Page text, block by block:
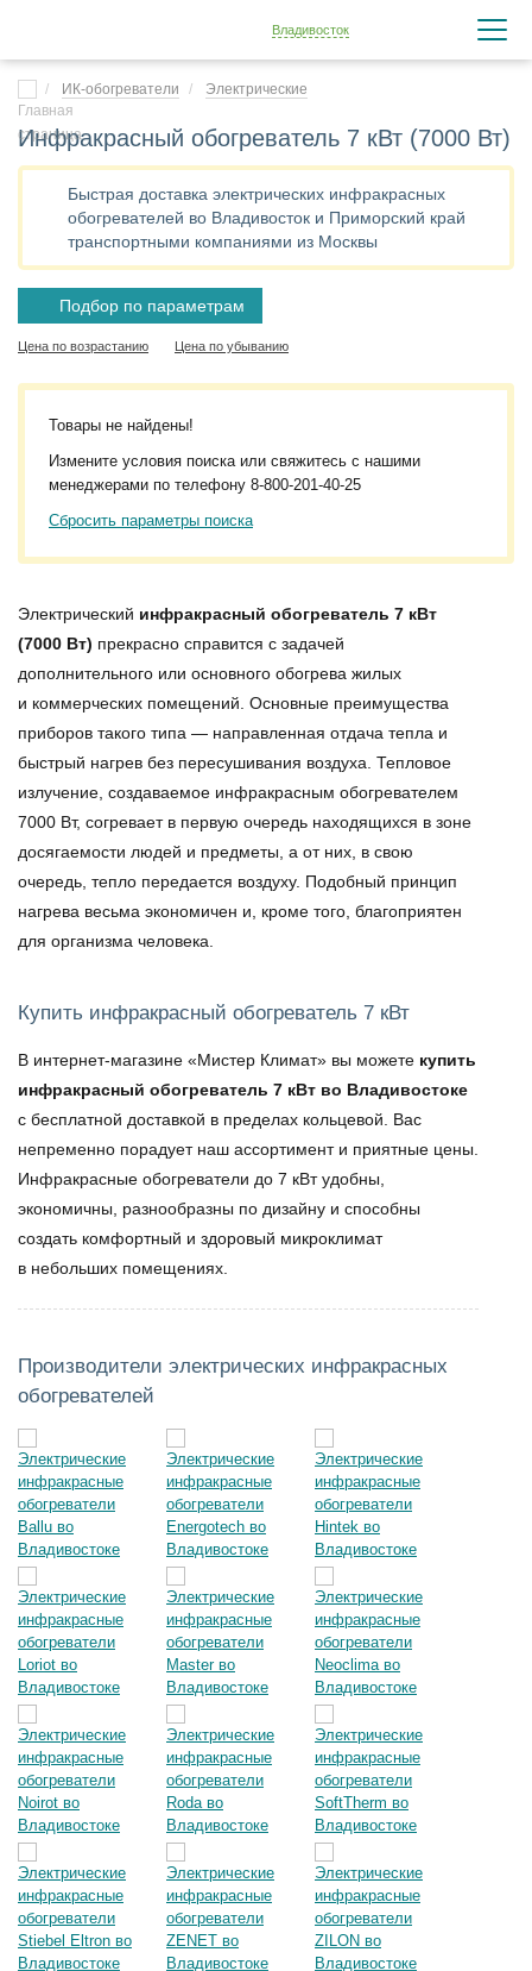
Владивосток
ИК-обогреватели Электрические
Инфракрасный обогреватель 7 кВт (7000 Вт)
Быстрая доставка электрических инфракрасных
обогревателей во Владивосток и Приморский край
транспортными компаниями из Москвы
Подбор по параметрам
Цена по возрастанию Цена по убыванию
Товары не найдены!
Измените условия поиска или свяжитесь с нашими
менеджерами по телефону 8-800-201-40-25
Сбросить параметры поиска
Электрический инфракрасный обогреватель 7 кВт
(7000 Вт) прекрасно справится с задачей
дополнительного или основного обогрева жилых
и коммерческих помещений. Основные преимущества
приборов такого типа — направленная отдача тепла и
быстрый нагрев без пересушивания воздуха. Тепловое
излучение, создаваемое инфракрасным обогревателем
7000 Вт, согревает в первую очередь находящихся в зоне
досягаемости людей и предметы, а от них, в свою
очередь, тепло передается воздуху. Подобный принцип
нагрева весьма экономичен и, кроме того, благоприятен
для организма человека.
Купить инфракрасный обогреватель 7 кВт
В интернет-магазине «Мистер Климат» вы можете купить
инфракрасный обогреватель 7 кВт во Владивостоке
с бесплатной доставкой в пределах кольцевой. Вас
непременно порадует наш ассортимент и приятные цены.
Инфракрасные обогреватели до 7 кВтудобны,
экономичны, разнообразны по дизайну и способны
создать комфортный и здоровый микроклимат
в небольших помещениях.
Производители электрических инфракрасных
обогревателей